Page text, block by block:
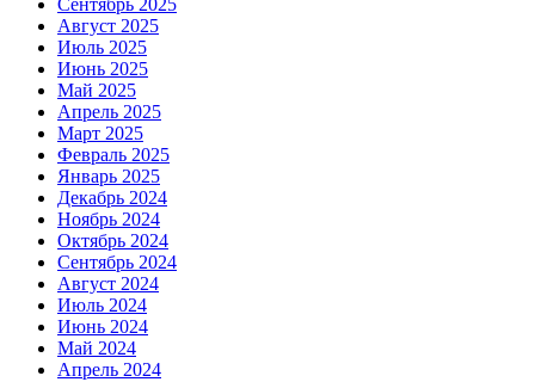
Сентябрь 2025
Август 2025
Июль 2025
Июнь 2025
Май 2025
Апрель 2025
Март 2025
Февраль 2025
Январь 2025
Декабрь 2024
Ноябрь 2024
Октябрь 2024
Сентябрь 2024
Август 2024
Июль 2024
Июнь 2024
Май 2024
Апрель 2024